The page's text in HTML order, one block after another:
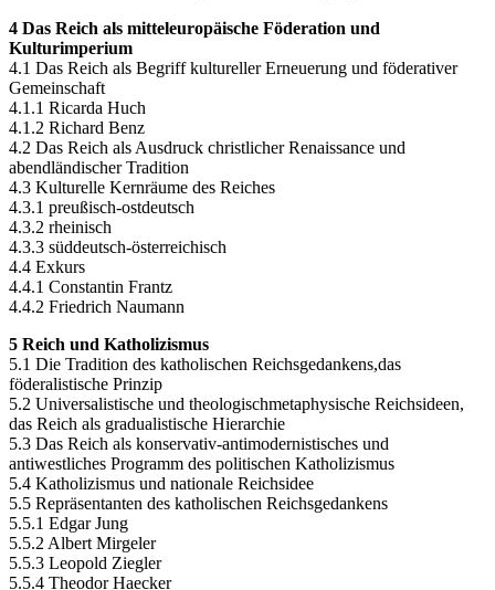
4 Das Reich als mitteleuropäische Föderation und
Kulturimperium
4.1 Das Reich als Begriff kultureller Erneuerung und föderativer
Gemeinschaft
4.1.1 Ricarda Huch
4.1.2 Richard Benz
4.2 Das Reich als Ausdruck christlicher Renaissance und
abendländischer Tradition
4.3 Kulturelle Kernräume des Reiches
4.3.1 preußisch-ostdeutsch
4.3.2 rheinisch
4.3.3 süddeutsch-österreichisch
4.4 Exkurs
4.4.1 Constantin Frantz
4.4.2 Friedrich Naumann
5 Reich und Katholizismus
5.1 Die Tradition des katholischen Reichsgedankens,das
föderalistische Prinzip
5.2 Universalistische und theologischmetaphysische Reichsideen,
das Reich als gradualistische Hierarchie
5.3 Das Reich als konservativ-antimodernistisches und
antiwestliches Programm des politischen Katholizismus
5.4 Katholizismus und nationale Reichsidee
5.5 Repräsentanten des katholischen Reichsgedankens
5.5.1 Edgar Jung
5.5.2 Albert Mirgeler
5.5.3 Leopold Ziegler
5.5.4 Theodor Haecker